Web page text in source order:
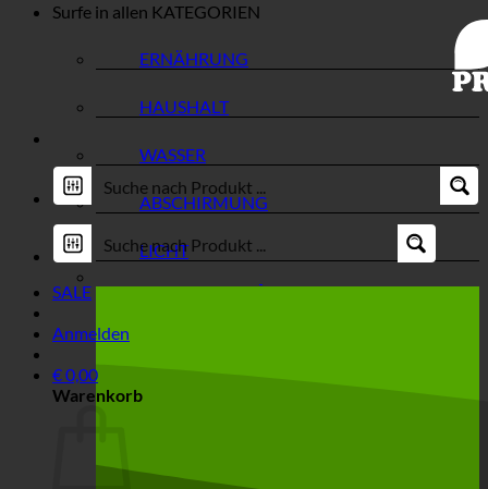
SALE
Anmelden
€0,00
Warenkorb
Surfe in allen KATEGORIEN
ERNÄHRUNG
HAUSHALT
WASSER
ABSCHIRMUNG
LICHT